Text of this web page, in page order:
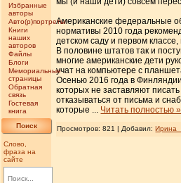
Избранные
авторы
Авто(р)портреты
Книги
наших
авторов
Файлы
Блоги
Мемориальные
страницы
Обратная
связь
Гостевая
книга
Поиск
Слово,
фраза на
сайте
Американские федеральные
нормативы 2010 года
детском саду и первом
В половине штатов так и
многие американские дети
учат на компьютере c
Осенью 2016 года в
которых не заставляют
отказываться от письма и
которые ... Читать полностью »
Просмотров: 821 | Добавил: